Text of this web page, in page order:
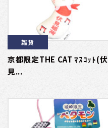
雑貨
京都限定THE CAT ﾏｽｺｯﾄ(伏
見...